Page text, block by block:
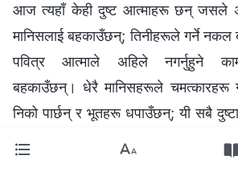
आज त्यहाँ केही दुष्ट आत्माहरू छन् जसले
मानिसलाई बहकाउँछन्; तिनीहरूले गर्ने
पवित्र आत्माले अहिले नगर्नुहुने
बहकाउँछन्। धेरै मानिसहरूले चमत्कारहरू
निको पार्छन् र भूतहरू धपाउँछन्; यी सबै
केही होइन, किनकि पवित्र आत्माले अहिले